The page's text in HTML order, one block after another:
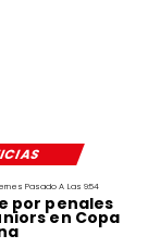
Pasado A Las 9:54
por penales
en Copa